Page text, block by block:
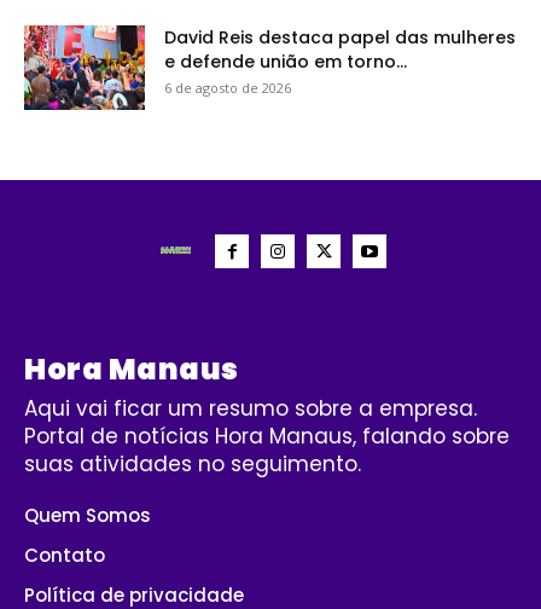
David Reis destaca papel das mulheres
e defende união em torno...
6 de agosto de 2026
Hora Manaus
Aqui vai ficar um resumo sobre a empresa.
Portal de notícias Hora Manaus, falando sobre
suas atividades no seguimento.
Quem Somos
Contato
Política de privacidade